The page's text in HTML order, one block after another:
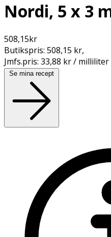
Nordi, 5 x 3
508,15kr
Butikspris: 508,15 kr,
Jmfs.pris: 33,88 kr / milliliter
Se mina recept